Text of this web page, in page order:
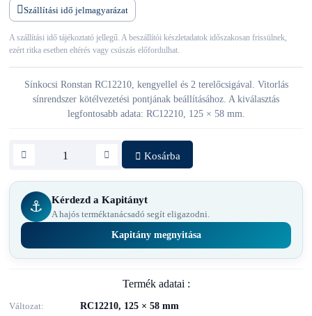
Szállítási idő jelmagyarázat
A szállítási idő tájékoztató jellegű. A beszállítói készletadatok időszakosan frissülnek,
ezért ritka esetben eltérés vagy csúszás előfordulhat.
Sínkocsi Ronstan RC12210, kengyellel és 2 terelőcsigával. Vitorlás
sínrendszer kötélvezetési pontjának beállításához. A kiválasztás
legfontosabb adata: RC12210, 125 × 58 mm.
Kosárba
⚓ Kérdezd a Kapitányt
A hajós terméktanácsadó segít eligazodni.
Kapitány megnyitása
Termék adatai :
Változat
RC12210, 125 × 58 mm